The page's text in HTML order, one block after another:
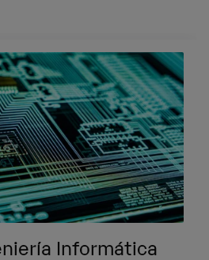
Informática